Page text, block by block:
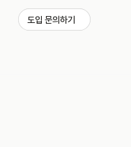
도입 문의하기